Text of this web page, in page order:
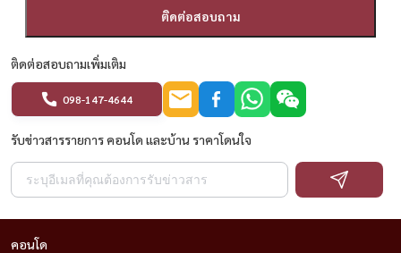
ติดต่อสอบถาม
ติดต่อสอบถามเพิ่มเติม
098-147-4644
รับข่าวสารรายการ คอนโด และบ้าน ราคาโดนใจ
คอนโด